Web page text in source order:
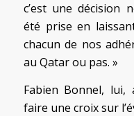
c’est une décision
été prise en
chacun de nos
au Qatar ou pas. »
Fabien Bonnel, lui,
faire une croix sur